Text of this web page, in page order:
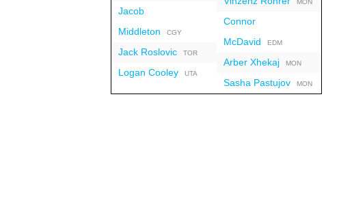
Jacob
Middleton CGY
Jack RoslovicTOR
Logan CooleyUTA
MON
Connor
McDavid EDM
Arber XhekajMON
Sasha PastujovMON